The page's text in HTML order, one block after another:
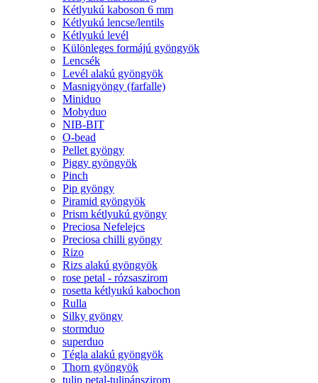
Kétlyukú kaboson 6 mm
Kétlyukú lencse/lentils
Kétlyukú levél
Különleges formájú gyöngyök
Lencsék
Levél alakú gyöngyök
Masnigyöngy (farfalle)
Miniduo
Mobyduo
NIB-BIT
O-bead
Pellet gyöngy
Piggy gyöngyök
Pinch
Pip gyöngy
Piramid gyöngyök
Prism kétlyukú gyöngy
Preciosa Nefelejcs
Preciosa chilli gyöngy
Rizo
Rizs alakú gyöngyök
rose petal - rózsaszirom
rosetta kétlyukú kabochon
Rulla
Silky gyöngy
stormduo
superduo
Tégla alakú gyöngyök
Thorn gyöngyök
tulip petal-tulipánszirom